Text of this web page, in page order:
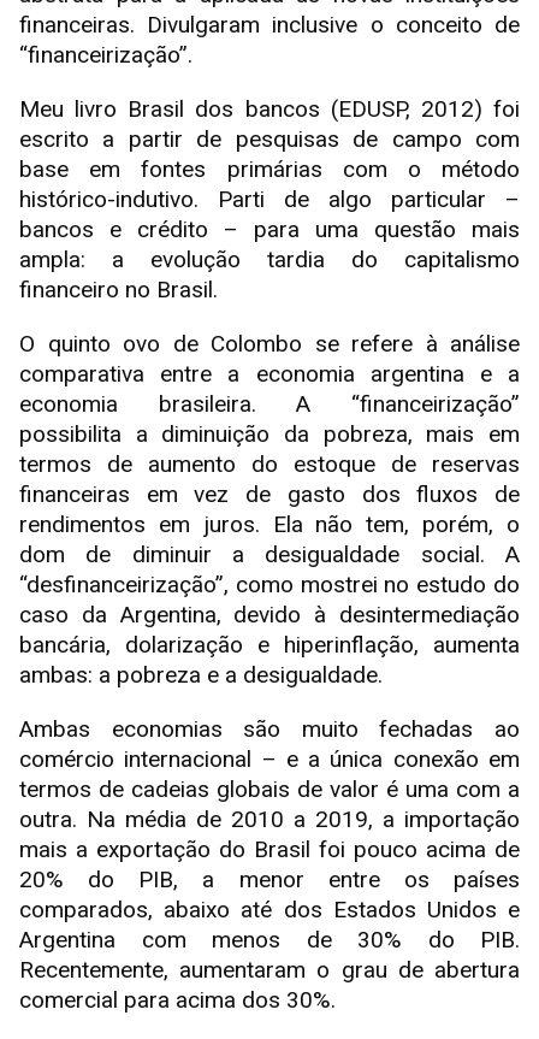
financeiras. Divulgaram inclusive o conceito de
“financeirização”.
Meu livro Brasil dos bancos (EDUSP, 2012) foi
escrito a partir de pesquisas de campo com
base em fontes primárias com o método
histórico-indutivo. Parti de algo particular –
bancos e crédito – para uma questão mais
ampla: a evolução tardia do capitalismo
financeiro no Brasil.
O quinto ovo de Colombo se refere à análise
comparativa entre a economia argentina e a
economia brasileira. A “financeirização”
possibilita a diminuição da pobreza, mais em
termos de aumento do estoque de reservas
financeiras em vez de gasto dos fluxos de
rendimentos em juros. Ela não tem, porém, o
dom de diminuir a desigualdade social. A
“desfinanceirização”, como mostrei no estudo do
caso da Argentina, devido à desintermediação
bancária, dolarização e hiperinflação, aumenta
ambas: a pobreza e a desigualdade.
Ambas economias são muito fechadas ao
comércio internacional – e a única conexão em
termos de cadeias globais de valor é uma com a
outra. Na média de 2010 a 2019, a importação
mais a exportação do Brasil foi pouco acima de
20% do PIB, a menor entre os países
comparados, abaixo até dos Estados Unidos e
Argentina com menos de 30% do PIB.
Recentemente, aumentaram o grau de abertura
comercial para acima dos 30%.